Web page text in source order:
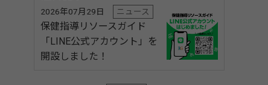
2026年07月29日 ニュース
保健指導リソースガイド
「LINE公式アカウント」を
開設しました！